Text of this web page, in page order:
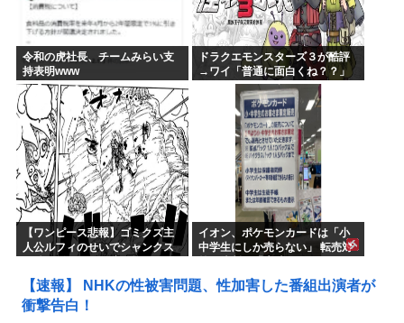
令和の虎社長、チームみらい支
持表明www
ドラクエモンスターズ３が酷評
→ワイ「普通に面白くね？？」
【ワンピース悲報】ゴミクズ主
人公ルフィのせいでシャンクス
www
イオン、ポケモンカードは「小
中学生にしか売らない」 転売対
【速報】 NHKの性被害問題、性加害した番組出演者が
衝撃告白！